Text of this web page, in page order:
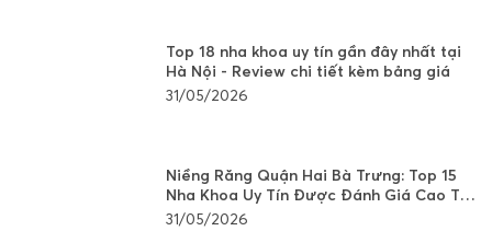
Top 18 nha khoa uy tín gần đây nhất tại
Hà Nội - Review chi tiết kèm bảng giá
31/05/2026
Niềng Răng Quận Hai Bà Trưng: Top 15
Nha Khoa Uy Tín Được Đánh Giá Cao Tại
Hà Nội
31/05/2026